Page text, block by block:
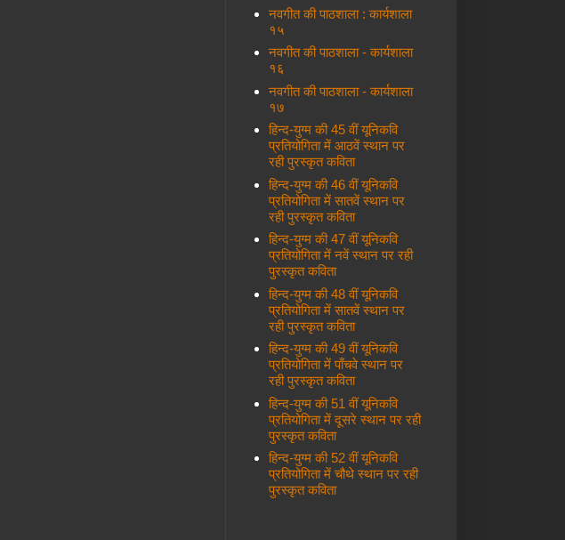
नवगीत की पाठशाला : कार्यशाला
१५
नवगीत की पाठशाला - कार्यशाला
१६
नवगीत की पाठशाला - कार्यशाला
१७
हिन्द-युग्म की 45 वीं यूनिकवि
प्रतियोगिता में आठवें स्थान पर
रही पुरस्कृत कविता
हिन्द-युग्म की 46 वीं यूनिकवि
प्रतियोगिता में सातवें स्थान पर
रही पुरस्कृत कविता
हिन्द-युग्म की 47 वीं यूनिकवि
प्रतियोगिता में नवें स्थान पर रही
पुरस्कृत कविता
हिन्द-युग्म की 48 वीं यूनिकवि
प्रतियोगिता में सातवें स्थान पर
रही पुरस्कृत कविता
हिन्द-युग्म की 49 वीं यूनिकवि
प्रतियोगिता में पाँचवे स्थान पर
रही पुरस्कृत कविता
हिन्द-युग्म की 51 वीं यूनिकवि
प्रतियोगिता में दूसरे स्थान पर रही
पुरस्कृत कविता
हिन्द-युग्म की 52 वीं यूनिकवि
प्रतियोगिता में चौथे स्थान पर रही
पुरस्कृत कविता